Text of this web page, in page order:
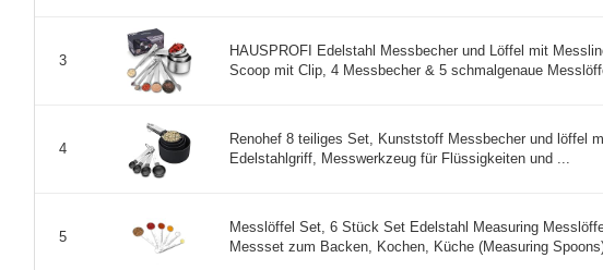
3
HAUSPROFI Edelstahl Messbecher und Löffel mit
Scoop mit Clip, 4 Messbecher & 5 schmalgenaue
4
Renohef 8 teiliges Set, Kunststoff Messbecher und löffel
Edelstahlgriff, Messwerkzeug für Flüssigkeiten und ...
5
Messlöffel Set, 6 Stück Set Edelstahl Measuring
Messset zum Backen, Kochen, Küche (Measuring